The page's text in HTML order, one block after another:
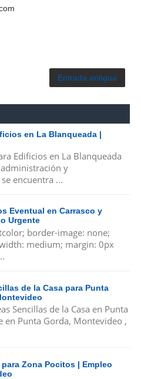
Entrada antigua
en La Blanqueada |
Edificios en La Blanqueada
y
encuentra ...
Eventual en Carrasco y
Urgente
border-image: none;
medium; margin: 0px
de la Casa para Punta
Sencillas de la Casa en Punta
en Punta Gorda, Montevideo ,
Zona Pocitos | Empleo